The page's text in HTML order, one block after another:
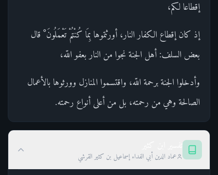
إقطاعا لكم،
إذ كان إقطاع الكفار النار، أورثتموها بِمَا كُنْتُمْ تَعْمَلُونَ ْ قال
بعض السلف: أهل الجنة نجوا من النار بعفو اللّه،
وأدخلوا الجنة برحمة اللّه، واقتسموا المنازل وورثوها بالأعمال
الصالحة وهي من رحمته، بل من أعلى أنواع رحمته.
عماد الدين أبي الفداء إسماعيل بن كثير القرشي